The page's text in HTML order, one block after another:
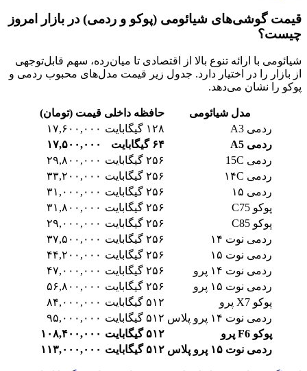
قیمت گوشی‌های شیائومی (پوکو و ردمی) در بازار امروز
چیست؟
شیائومی با ارائه تنوع بالا از اقتصادی تا میان‌رده، سهم قابل‌توجهی
از بازار را در اختیار دارد. جدول زیر قیمت مدل‌های محبوب ردمی و
پوکو را نشان می‌دهد.
مدل شیائومی حافظه داخلی قیمت (تومان)
ردمی A3
۱۲۸ گیگابایت
۱۷,۶۰۰,۰۰۰
ردمی A5
۶۴ گیگابایت
۱۷,۵۰۰,۰۰۰
ردمی 15C
۲۵۶ گیگابایت
۲۹,۸۰۰,۰۰۰
ردمی ۱۴C
۲۵۶ گیگابایت
۳۳,۲۰۰,۰۰۰
ردمی ۱۵
۲۵۶ گیگابایت
۳۱,۰۰۰,۰۰۰
پوکو C75
۲۵۶ گیگابایت
۳۱,۸۰۰,۰۰۰
پوکو C85
۲۵۶ گیگابایت
۲۹,۰۰۰,۰۰۰
ردمی نوت ۱۴
۲۵۶ گیگابایت
۳۷,۵۰۰,۰۰۰
ردمی نوت ۱۵
۲۵۶ گیگابایت
۴۴,۲۰۰,۰۰۰
ردمی نوت ۱۴ پرو
۲۵۶ گیگابایت
۴۷,۰۰۰,۰۰۰
ردمی نوت ۱۵ پرو
۲۵۶ گیگابایت
۵۶,۸۰۰,۰۰۰
پوکو X7 پرو
۵۱۲ گیگابایت
۸۴,۰۰۰,۰۰۰
ردمی نوت ۱۴ پرو پلاس
۵۱۲ گیگابایت
۹۵,۰۰۰,۰۰۰
پوکو F6 پرو
۵۱۲ گیگابایت
۱۰۸,۴۰۰,۰۰۰
ردمی نوت ۱۵ پرو پلاس
۵۱۲ گیگابایت ۱۱۳,۰۰۰,۰۰۰